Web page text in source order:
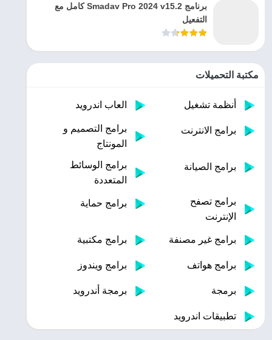
برنامج Smadav Pro 2024 v15.2 كامل مع
التفعيل
مكتبة التحميلات
أنظمة تشغيل العاب اندرويد
برامج الانترنت
برامج التصميم و
المونتاج
برامج الصيانة
برامج الوسائط
المتعددة
برامج تصفح
الإنترنت
برامج حماية
برامج غير مصنفة برامج مكتبية
برامج هواتف برامج ويندوز
برمجة برمجة أندرويد
تطبيقات اندرويد